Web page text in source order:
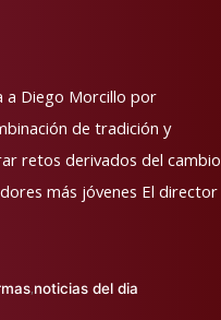
a Diego Morcillo por
de tradición y
retos derivados del cambio
más jóvenes El director
,noticias del dia